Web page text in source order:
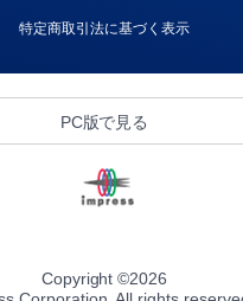
特定商取引法に基づく表示
PC版で見る
Copyright ©2026